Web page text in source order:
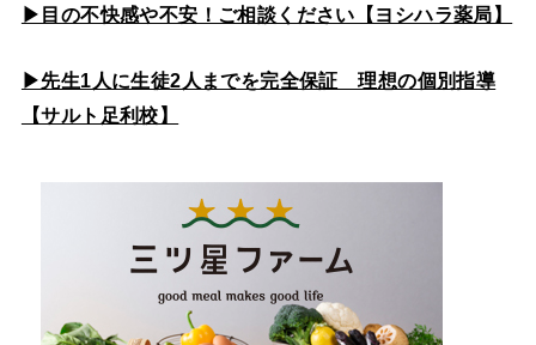
▶目の不快感や不安！ご相談ください【ヨシハラ薬局】
▶先生1人に生徒2人までを完全保証 理想の個別指導
【サルト足利校】